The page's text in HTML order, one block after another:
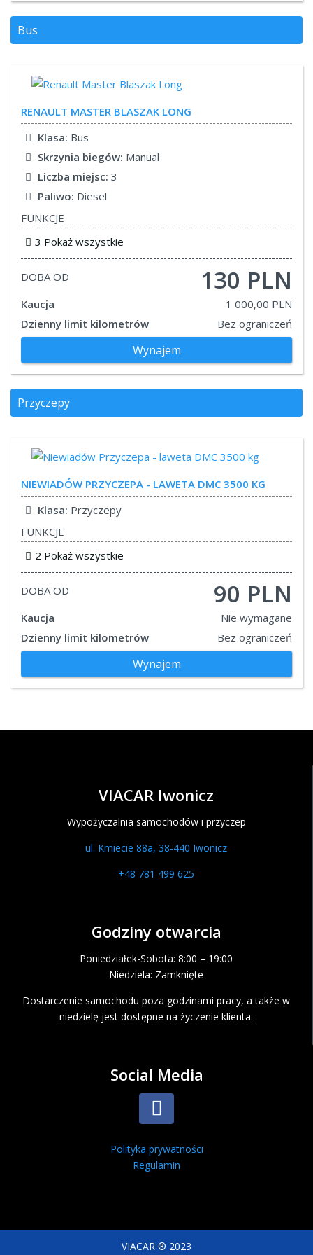
Bus
RENAULT MASTER BLASZAK LONG
Klasa: Bus
Skrzynia biegów: Manual
Liczba miejsc: 3
Paliwo: Diesel
FUNKCJE
3 Pokaż wszystkie
DOBA OD 130 PLN
Kaucja
1 000,00 PLN
Dzienny limit kilometrów
Bez ograniczeń
Wynajem
Przyczepy
NIEWIADÓW PRZYCZEPA - LAWETA DMC 3500 KG
Klasa: Przyczepy
FUNKCJE
2 Pokaż wszystkie
DOBA OD 90 PLN
Kaucja
Nie wymagane
Dzienny limit kilometrów
Bez ograniczeń
Wynajem
VIACAR Iwonicz
Wypożyczalnia samochodów i przyczep
ul. Kmiecie 88a, 38-440 Iwonicz
+48 781 499 625
Godziny otwarcia
Poniedziałek-Sobota: 8:00 – 19:00
Niedziela: Zamknięte
Dostarczenie samochodu poza godzinami pracy, a także w
niedzielę jest dostępne na życzenie klienta.
Social Media
Polityka prywatności
Regulamin
VIACAR ® 2023